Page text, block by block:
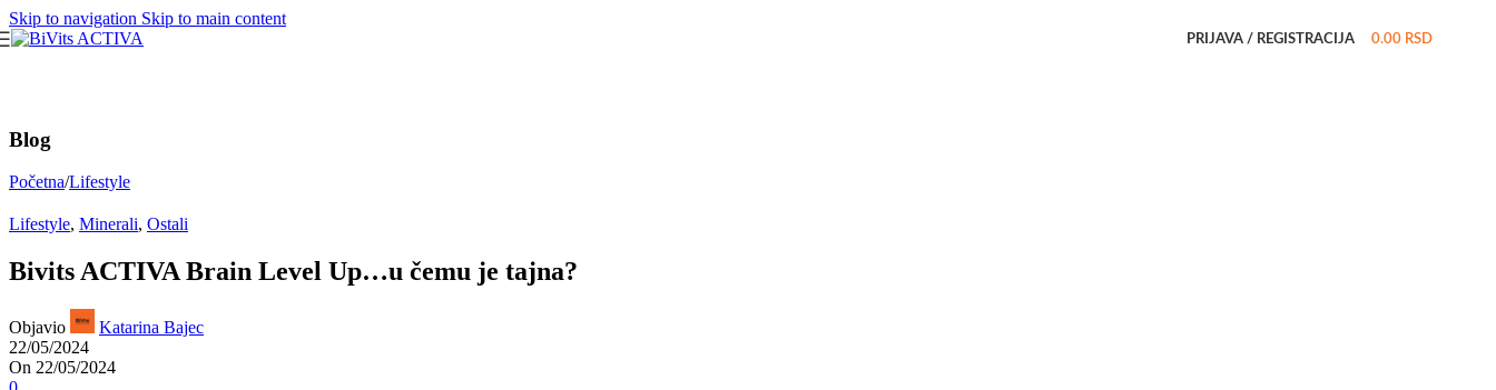
Skip to navigation Skip to main content
PRIJAVA / REGISTRACIJA 0.00 RSD
Blog
Početna/Lifestyle
Lifestyle, Minerali, Ostali
Bivits ACTIVA Brain Level Up…u čemu je tajna?
Objavio
Katarina Bajec
22/05/2024
On 22/05/2024